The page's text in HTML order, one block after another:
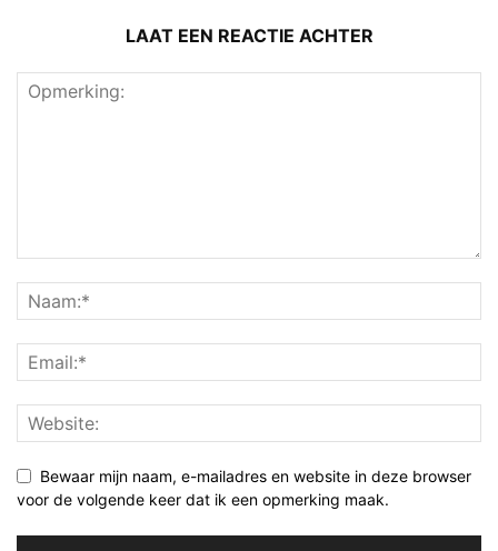
LAAT EEN REACTIE ACHTER
Bewaar mijn naam, e-mailadres en website in deze browser
voor de volgende keer dat ik een opmerking maak.